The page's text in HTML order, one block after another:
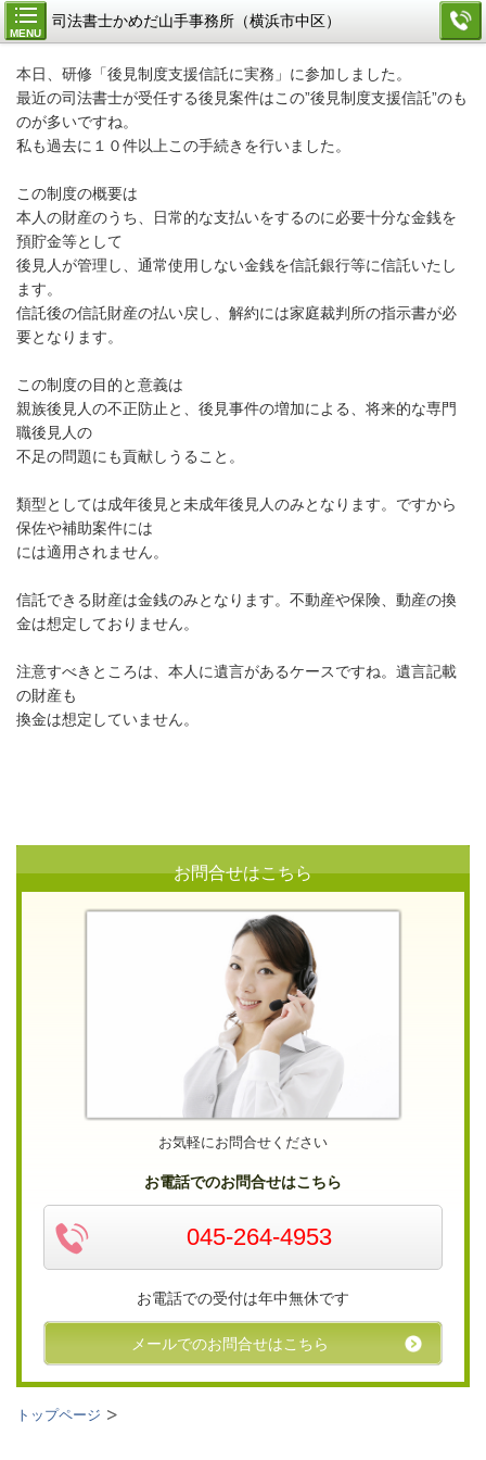
MENU
司法書士かめだ山手事務所（横浜市中区）
本日、研修「後見制度支援信託に実務」に参加しました。
最近の司法書士が受任する後見案件はこの”後見制度支援信託”のも
のが多いですね。
私も過去に１０件以上この手続きを行いました。
この制度の概要は
本人の財産のうち、日常的な支払いをするのに必要十分な金銭を
預貯金等として
後見人が管理し、通常使用しない金銭を信託銀行等に信託いたし
ます。
信託後の信託財産の払い戻し、解約には家庭裁判所の指示書が必
要となります。
この制度の目的と意義は
親族後見人の不正防止と、後見事件の増加による、将来的な専門
職後見人の
不足の問題にも貢献しうること。
類型としては成年後見と未成年後見人のみとなります。ですから
保佐や補助案件には
には適用されません。
信託できる財産は金銭のみとなります。不動産や保険、動産の換
金は想定しておりません。
注意すべきところは、本人に遺言があるケースですね。遺言記載
の財産も
換金は想定していません。
お問合せはこちら
お気軽にお問合せください
お電話でのお問合せはこちら
045-264-4953
お電話での受付は年中無休です
メールでのお問合せはこちら
トップページ